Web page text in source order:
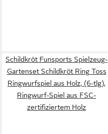
Schildkröt Funsports Spielzeug-
Gartenset Schildkröt Ring Toss
Ringwurfspiel aus Holz, (6-tlg),
Ringwurf-Spiel aus FSC-
zertifiziertem Holz